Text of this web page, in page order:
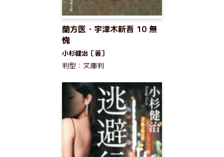
蘭方医・宇津木新吾 10 無
愧
小杉健治［著］
判型：文庫判